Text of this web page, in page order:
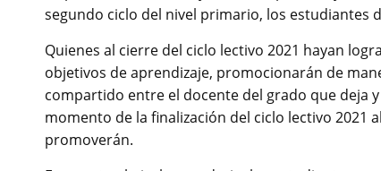
segundo ciclo del nivel primario, los estudiantes
Quienes al cierre del ciclo lectivo 2021 hayan
objetivos de aprendizaje, promocionarán de
compartido entre el docente del grado que deja
momento de la finalización del ciclo lectivo 2021
promoverán.